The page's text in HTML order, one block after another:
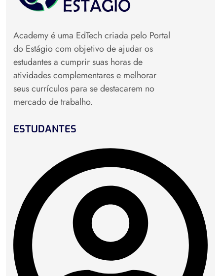
Academy é uma EdTech criada pelo Portal
do Estágio com objetivo de ajudar os
estudantes a cumprir suas horas de
atividades complementares e melhorar
seus currículos para se destacarem no
mercado de trabalho.
ESTUDANTES